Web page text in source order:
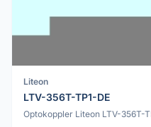
Liteon
LTV-356T-TP1-DE
Optokoppler Liteon LTV-356T-